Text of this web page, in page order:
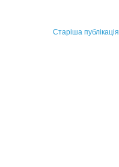
Старіша публікація